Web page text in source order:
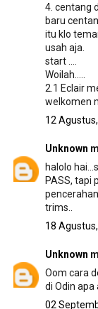
4. centang
baru
itu klo
usah aja.
start ....
Woilah.....
2.1 Eclair
welkomen
12
Unknown
halolo
PASS, tapi
pencerahan..
trims..
18
Unknown
Oom cara
di Odin apa
02